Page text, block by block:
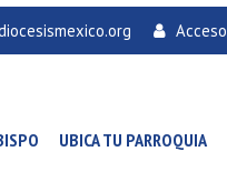
Acceso
UBICA TU PARROQUIA